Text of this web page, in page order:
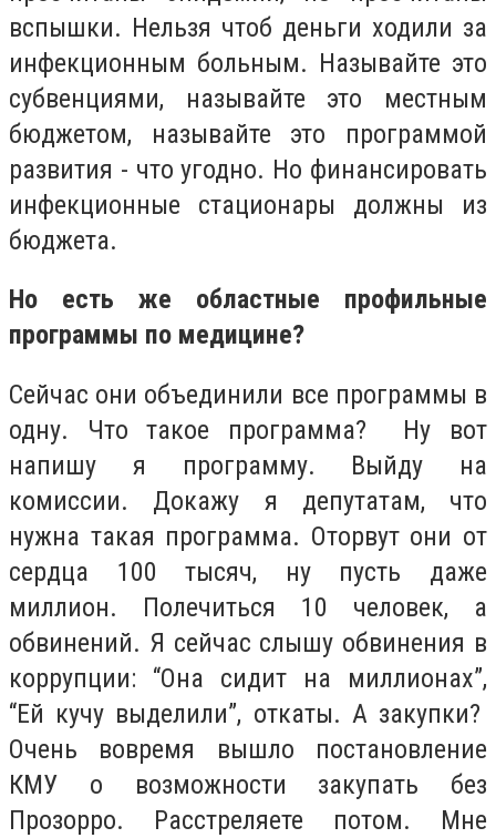
вспышки. Нельзя чтоб деньги ходили за
инфекционным больным. Называйте это
субвенциями, называйте это местным
бюджетом, называйте это программой
развития - что угодно. Но финансировать
инфекционные стационары должны из
бюджета.
Но есть же областные профильные
программы по медицине?
Сейчас они объединили все программы в
одну. Что такое программа? Ну вот
напишу я программу. Выйду на
комиссии. Докажу я депутатам, что
нужна такая программа. Оторвут они от
сердца 100 тысяч, ну пусть даже
миллион. Полечиться 10 человек, а
обвинений. Я сейчас слышу обвинения в
коррупции: “Она сидит на миллионах”,
“Ей кучу выделили”, откаты. А закупки?
Очень вовремя вышло постановление
КМУ о возможности закупать без
Прозорро. Расстреляете потом. Мне